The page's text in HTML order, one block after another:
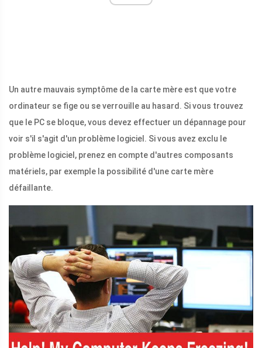
Un autre mauvais symptôme de la carte mère est que votre
ordinateur se fige ou se verrouille au hasard. Si vous trouvez
que le PC se bloque, vous devez effectuer un dépannage pour
voir s'il s'agit d'un problème logiciel. Si vous avez exclu le
problème logiciel, prenez en compte d'autres composants
matériels, par exemple la possibilité d'une carte mère
défaillante.